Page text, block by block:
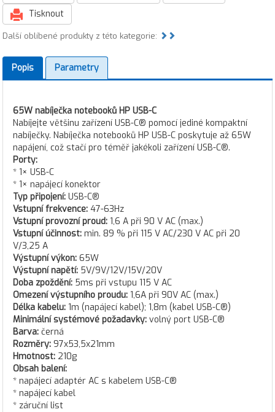
Tisknout
Další oblíbené produkty z této kategorie:
Popis Parametry
65W nabíječka notebooků HP USB-C
Nabíjejte většinu zařízení USB-C® pomocí jediné kompaktní
nabíječky. Nabíječka notebooků HP USB-C poskytuje až 65W
napájení, což stačí pro téměř jakékoli zařízení USB-C®.
Porty:
* 1× USB-C
* 1× napájecí konektor
Typ připojení: USB-C®
Vstupní frekvence: 47-63Hz
Vstupní provozní proud: 1,6 A při 90 V AC (max.)
Vstupní účinnost: min. 89 % při 115 V AC/230 V AC při 20
V/3,25 A
Výstupní výkon: 65W
Výstupní napětí: 5V/9V/12V/15V/20V
Doba zpoždění: 5ms při vstupu 115 V AC
Omezení výstupního proudu: 1,6A při 90V AC (max.)
Délka kabelu: 1m (napájecí kabel); 1,8m (kabel USB-C®)
Minimální systémové požadavky: volný port USB-C®
Barva: černá
Rozměry: 97x53,5x21mm
Hmotnost: 210g
Obsah balení:
* napájecí adaptér AC s kabelem USB-C®
* napájecí kabel
* záruční list